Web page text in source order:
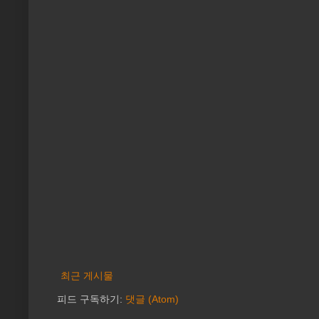
최근 게시물
피드 구독하기: 댓글 (Atom)